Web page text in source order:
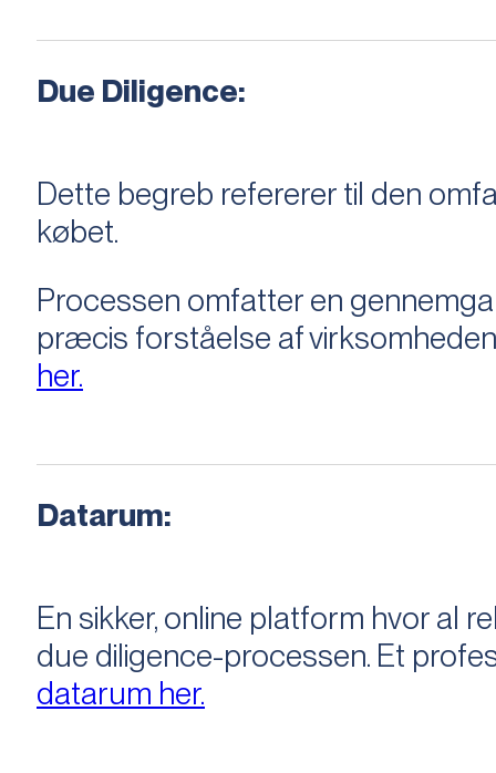
Due Diligence:
Dette begreb refererer til den
købet.
Processen omfatter en
præcis forståelse af
her.
Datarum:
En sikker, online platform hvor al
due diligence-processen. Et
datarum her.